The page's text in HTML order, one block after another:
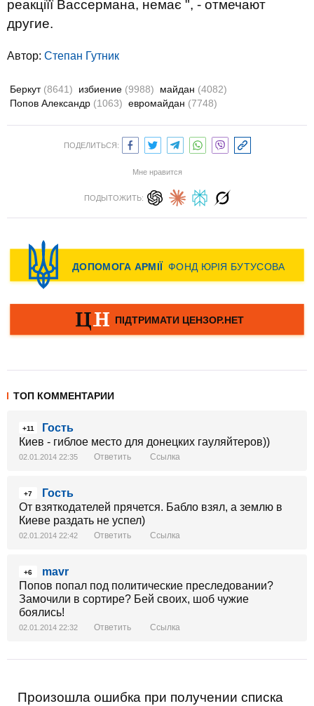
реакціїї Вассермана, немає ", - отмечают
другие.
Автор: Степан Гутник
Беркут (8641) избиение (9988) майдан (4082)
Попов Александр (1063) евромайдан (7748)
ПОДЕЛИТЬСЯ:
Мне нравится
ПОДЫТОЖИТЬ:
ТОП КОММЕНТАРИИ
+11
Гость
Киев - гиблое место для донецких гауляйтеров))
02.01.2014 22:35 Ответить Ссылка
+7
Гость
От взяткодателей прячется. Бабло взял, а землю в
Киеве раздать не успел)
02.01.2014 22:42 Ответить Ссылка
+6
mavr
Попов попал под политические преследовании?
Замочили в сортире? Бей своих, шоб чужие
боялись!
02.01.2014 22:32 Ответить Ссылка
Произошла ошибка при получении списка